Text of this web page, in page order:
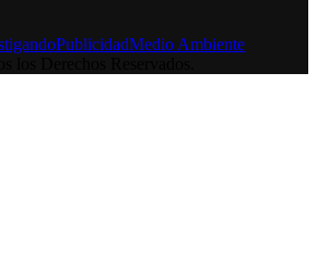
PublicidadMedio Ambiente